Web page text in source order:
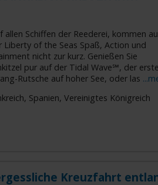
allen Schiffen der Reederei, kommen
Liberty of the Seas Spaß, Action und
nicht zur kurz. Genießen Sie
pur auf der Tidal Wave℠, der
Rutsche auf hoher See, oder las
Spanien, Vereinigtes Königreich
Kreuzfahrt